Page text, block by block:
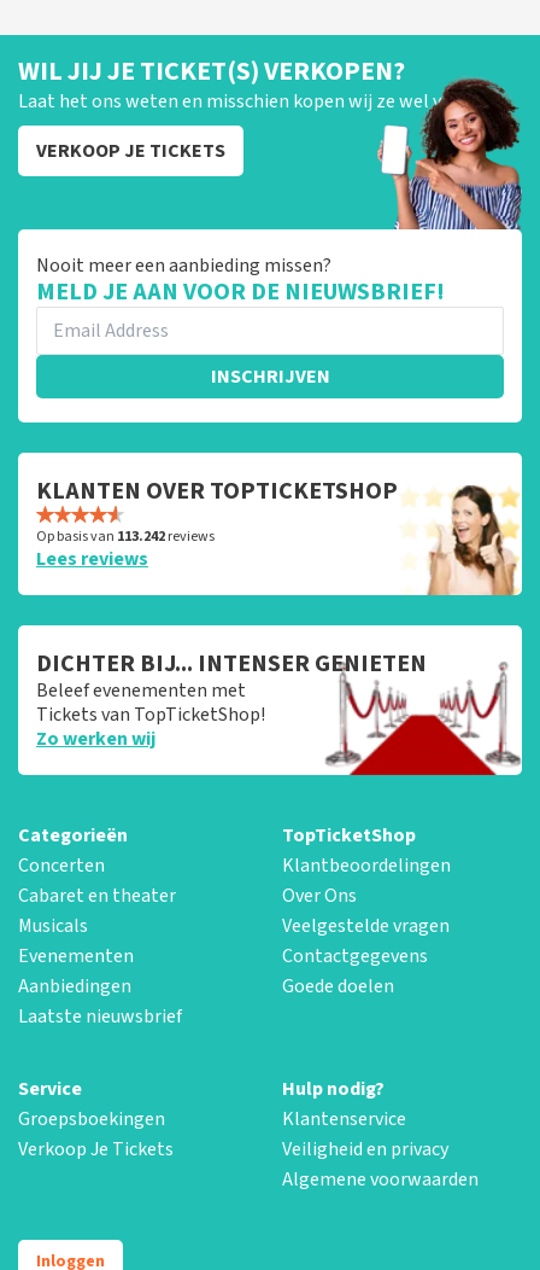
WIL JIJ JE TICKET(S) VERKOPEN?
Laat het ons weten en misschien kopen wij ze wel van je!
VERKOOP JE TICKETS
Nooit meer een aanbieding missen?
MELD JE AAN VOOR DE NIEUWSBRIEF!
INSCHRIJVEN
KLANTEN OVER TOPTICKETSHOP
Op basis van 113.242reviews
Lees reviews
DICHTER BIJ... INTENSER GENIETEN
Beleef evenementen met
Tickets van TopTicketShop!
Zo werken wij
Categorieën
Concerten
Cabaret en theater
Musicals
Evenementen
Aanbiedingen
Laatste nieuwsbrief
TopTicketShop
Klantbeoordelingen
Over Ons
Veelgestelde vragen
Contactgegevens
Goede doelen
Service
Groepsboekingen
Verkoop Je Tickets
Hulp nodig?
Klantenservice
Veiligheid en privacy
Algemene voorwaarden
Inloggen